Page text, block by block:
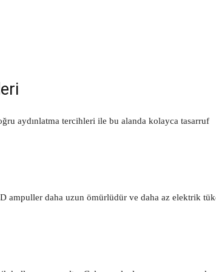
aydınlatma tercihleri ile bu alanda kolayca tasarruf
ampuller daha uzun ömürlüdür ve daha az elektrik